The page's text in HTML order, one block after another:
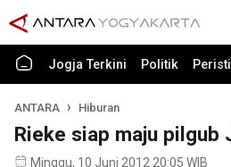
Jogja Terkini Politik
ANTARA Hiburan
Rieke siap maju pilgub
Minggu, 10 Juni 2012 20:05 WIB